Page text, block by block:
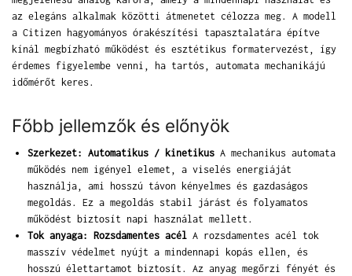
az elegáns alkalmak közötti átmenetet célozza meg. A modell
a Citizen hagyományos órakészítési tapasztalatára építve
kínál megbízható működést és esztétikus formatervezést, így
érdemes figyelembe venni, ha tartós, automata mechanikájú
időmérőt keres.
Főbb jellemzők és előnyök
Szerkezet: Automatikus / kinetikus A mechanikus automata
működés nem igényel elemet, a viselés energiáját
használja, ami hosszú távon kényelmes és gazdaságos
megoldás. Ez a megoldás stabil járást és folyamatos
működést biztosít napi használat mellett.
Tok anyaga: Rozsdamentes acél A rozsdamentes acél tok
masszív védelmet nyújt a mindennapi kopás ellen, és
hosszú élettartamot biztosít. Az anyag megőrzi fényét és